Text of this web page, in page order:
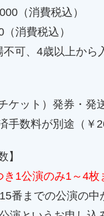
（消費税込）
消費税込）
可、4歳以上から
ケット）発券・発
手数料が別途（￥
】
き1公演のみ1～4枚
番までの公演の